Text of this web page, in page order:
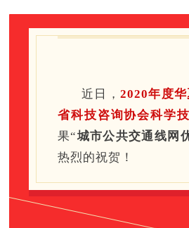
近日， 2020年度
省科技咨询协会科学
果“城市公共交通线网
热烈的祝贺！